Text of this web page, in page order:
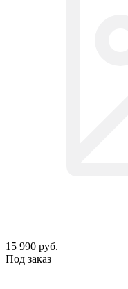
15 990 руб.
Под заказ